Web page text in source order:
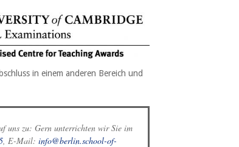
in einem anderen Bereich und
uns zu: Gern unterrichten wir Sie im
, E-Mail: info@berlin.school-of-